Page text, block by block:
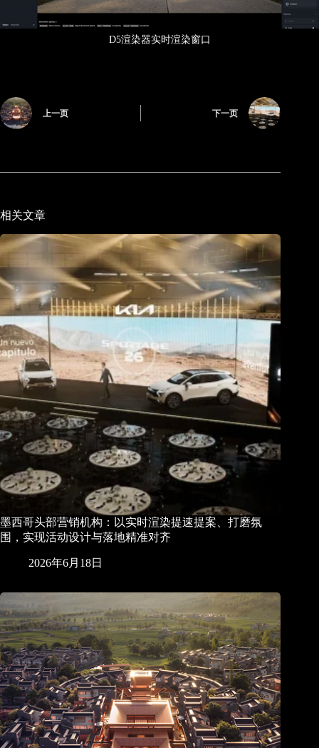
D5渲染器实时渲染窗口
上一页 下一页
相关文章
墨西哥头部营销机构：以实时渲染提速提案、打磨氛
围，实现活动设计与落地精准对齐
2026年6月18日